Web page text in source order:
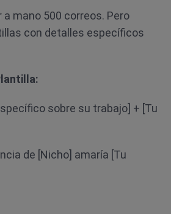
mano 500 correos. Pero
con detalles específicos
sobre su trabajo] + [Tu
de [Nicho] amaría [Tu